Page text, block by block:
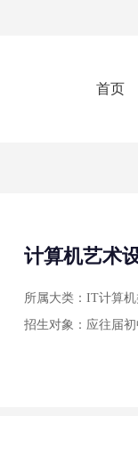
首页
计算机艺术
所属大类：IT计算
招生对象：应往届